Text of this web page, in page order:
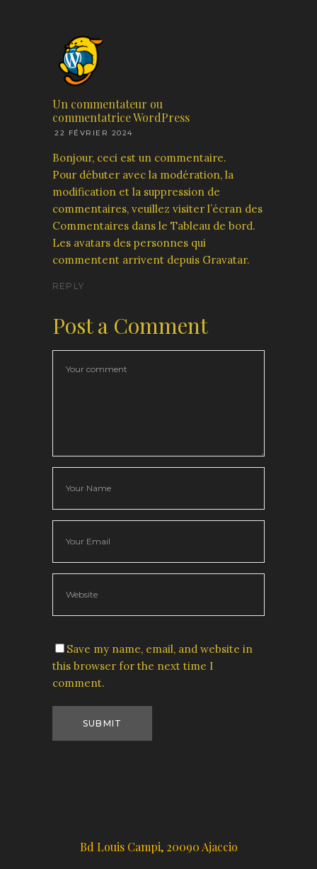
Un commentateur ou
commentatrice WordPress
22 FÉVRIER 2024
Bonjour, ceci est un commentaire.
Pour débuter avec la modération, la
modification et la suppression de
commentaires, veuillez visiter l’écran des
Commentaires dans le Tableau de bord.
Les avatars des personnes qui
commentent arrivent depuis Gravatar.
REPLY
Post a Comment
Save my name, email, and website in
this browser for the next time I
comment.
Bd Louis Campi, 20090 Ajaccio